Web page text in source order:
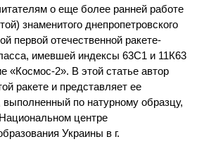
о еще более ранней работе
знаменитого днепропетровского
первой отечественной ракете-
имевшей индексы 63С1 и 11К63
«Космос-2». В этой статье автор
ракете и представляет ее
по натурному образцу,
центре
Украины в г.